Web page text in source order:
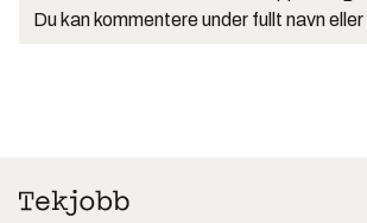
Du kan kommentere under fullt navn